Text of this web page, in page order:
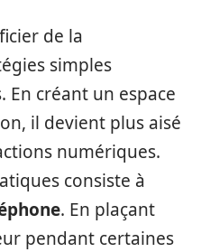
de la
simples
créant un espace
il devient plus aisé
numériques.
consiste à
. En plaçant
pendant certaines